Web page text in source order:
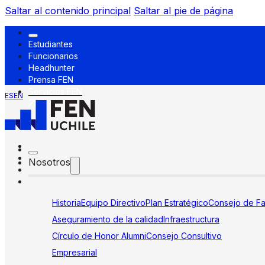
Saltar al contenido principal Saltar al pie de página
Estudiantes
Funcionarios
Headhunter
Prensa FEN
ESEN
Nosotros
HistoriaEquipo DirectivoPlan EstratégicoConsejo de
Aseguramiento de la calidadInfraestructura
Círculo de Honor AlumniConsejo Consultivo
Empresarial